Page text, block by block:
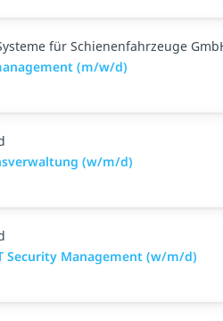
für Schienenfahrzeuge
(m/w/d)
(w/m/d)
Security Management (w/m/d)